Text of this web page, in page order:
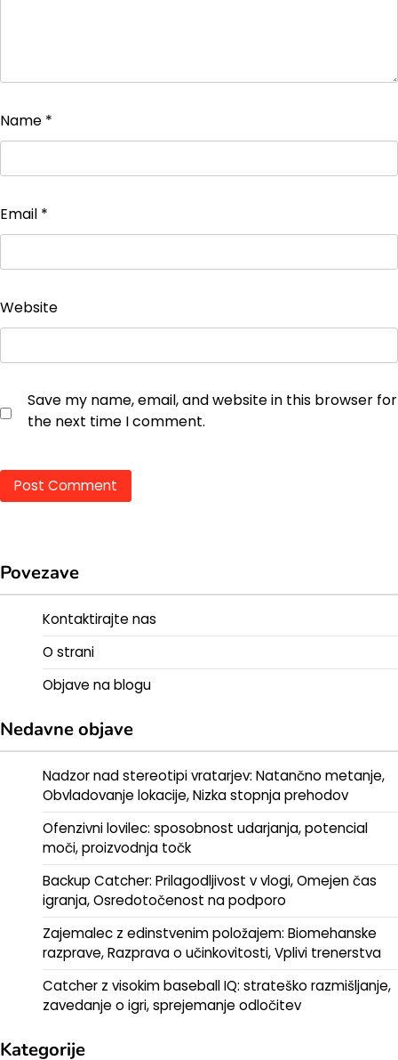
Name *
Email *
Website
Save my name, email, and website in this browser for
the next time I comment.
Povezave
Kontaktirajte nas
O strani
Objave na blogu
Nedavne objave
Nadzor nad stereotipi vratarjev: Natančno metanje,
Obvladovanje lokacije, Nizka stopnja prehodov
Ofenzivni lovilec: sposobnost udarjanja, potencial
moči, proizvodnja točk
Backup Catcher: Prilagodljivost v vlogi, Omejen čas
igranja, Osredotočenost na podporo
Zajemalec z edinstvenim položajem: Biomehanske
razprave, Razprava o učinkovitosti, Vplivi trenerstva
Catcher z visokim baseball IQ: strateško razmišljanje,
zavedanje o igri, sprejemanje odločitev
Kategorije